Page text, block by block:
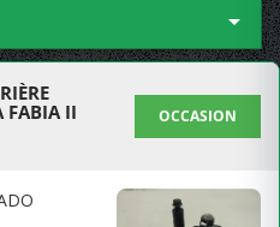

FABIA II
OCCASION